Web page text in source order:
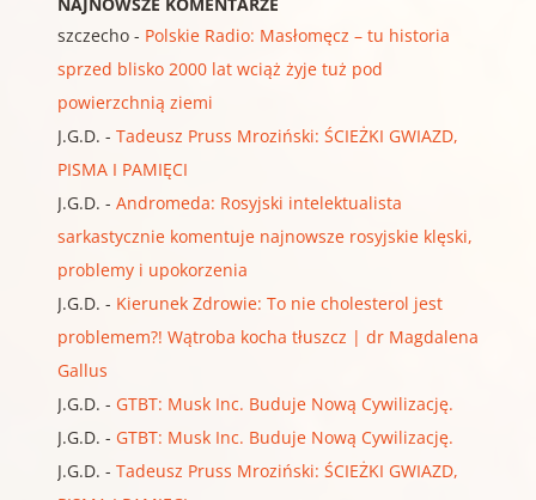
szczecho- Polskie Radio: Masłomęcz – tu historia
sprzed blisko 2000 lat wciąż żyje tuż pod
powierzchnią ziemi
J.G.D. - Tadeusz Pruss Mroziński: ŚCIEŻKI GWIAZD,
PISMA I PAMIĘCI
J.G.D. - Andromeda: Rosyjski intelektualista
sarkastycznie komentuje najnowsze rosyjskie klęski,
problemy i upokorzenia
J.G.D. - Kierunek Zdrowie: To nie cholesterol jest
problemem?! Wątroba kocha tłuszcz | dr Magdalena
Gallus
J.G.D. - GTBT: Musk Inc. Buduje Nową Cywilizację.
J.G.D. - GTBT: Musk Inc. Buduje Nową Cywilizację.
J.G.D. - Tadeusz Pruss Mroziński: ŚCIEŻKI GWIAZD,